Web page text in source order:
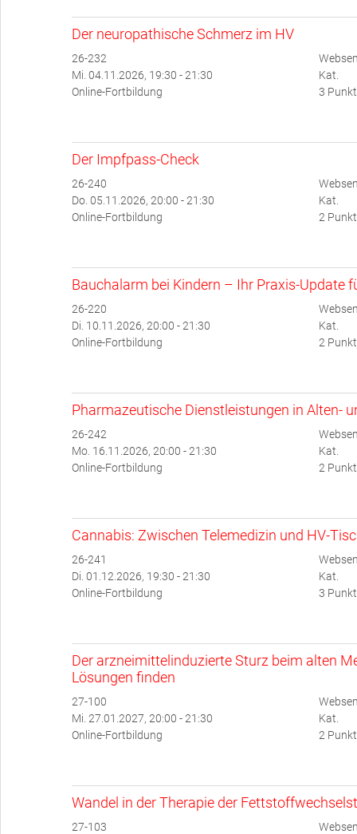
Der neuropathische Schmerz im HV
26-232
Mi. 04.11.2026, 19:30 - 21:30
Online-Fortbildung
Kat.
3
Der Impfpass-Check
26-240
Do. 05.11.2026, 20:00 - 21:30
Online-Fortbildung
Kat.
2
Bauchalarm bei Kindern – Ihr Praxis-Update
26-220
Di. 10.11.2026, 20:00 - 21:30
Online-Fortbildung
Kat.
2
Pharmazeutische Dienstleistungen in Alten-
26-242
Mo. 16.11.2026, 20:00 - 21:30
Online-Fortbildung
Kat.
2
Cannabis: Zwischen Telemedizin und HV-
26-241
Di. 01.12.2026, 19:30 - 21:30
Online-Fortbildung
Kat.
3
Der arzneimittelinduzierte Sturz beim alten
Lösungen finden
27-100
Mi. 27.01.2027, 20:00 - 21:30
Online-Fortbildung
Kat.
2
Wandel in der Therapie der
27-103